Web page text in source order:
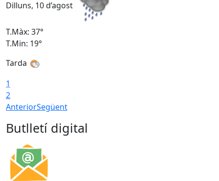
Dilluns, 10 d’agost
T.Màx: 37°
T.Min: 19°
Tarda
1
2
AnteriorSegüent
Butlletí digital